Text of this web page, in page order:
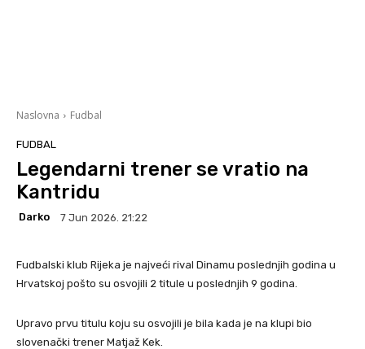
Naslovna Fudbal
FUDBAL
Legendarni trener se vratio na
Kantridu
Darko 7 Jun 2026. 21:22
Fudbalski klub Rijeka je najveći rival Dinamu poslednjih godina u
Hrvatskoj pošto su osvojili 2 titule u poslednjih 9 godina.
Upravo prvu titulu koju su osvojili je bila kada je na klupi bio
slovenački trener Matjaž Kek.